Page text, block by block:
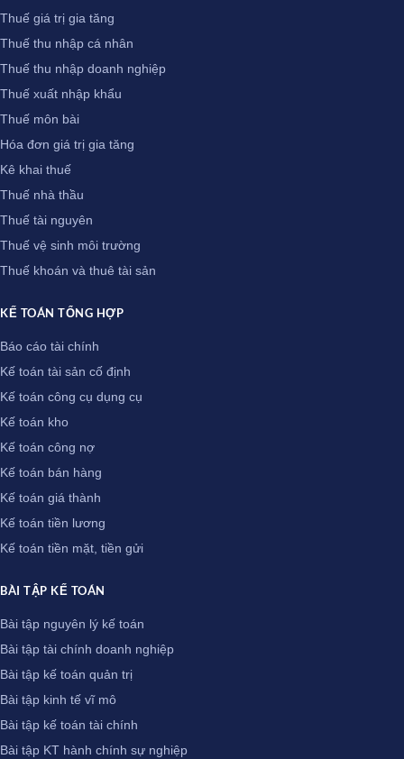
Thuế giá trị gia tăng
Thuế thu nhập cá nhân
Thuế thu nhập doanh nghiệp
Thuế xuất nhập khẩu
Thuế môn bài
Hóa đơn giá trị gia tăng
Kê khai thuế
Thuế nhà thầu
Thuế tài nguyên
Thuế vệ sinh môi trường
Thuế khoán và thuê tài sản
KẾ TOÁN TỔNG HỢP
Báo cáo tài chính
Kế toán tài sản cố định
Kế toán công cụ dụng cụ
Kế toán kho
Kế toán công nợ
Kế toán bán hàng
Kế toán giá thành
Kế toán tiền lương
Kế toán tiền mặt, tiền gửi
BÀI TẬP KẾ TOÁN
Bài tập nguyên lý kế toán
Bài tập tài chính doanh nghiệp
Bài tập kế toán quản trị
Bài tập kinh tế vĩ mô
Bài tập kế toán tài chính
Bài tập KT hành chính sự nghiệp